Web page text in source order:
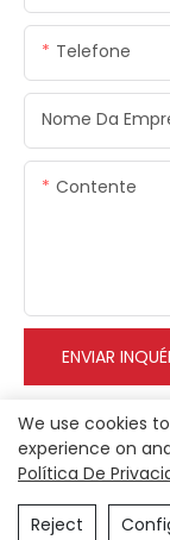
Telefone
Nome Da
Contente
ENVIAR
Direitos autorais
We use cookies
experience on
Política De
Reject